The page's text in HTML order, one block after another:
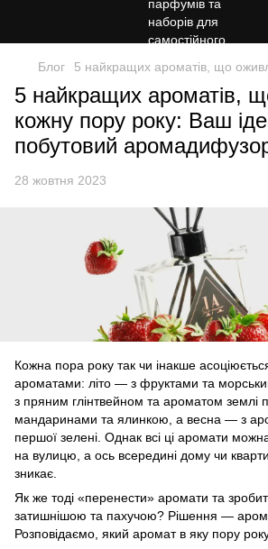
Блог 5 найкращих ароматів, що
5 найкращих ароматів,
кожну пору року: Ваш
побутовий
28 жовтня 2023
Кожна пора року так чи інакше
ароматами: літо — з фруктами та
з пряним глінтвейном та ароматом землі
мандаринами та ялинкою, а весна — з
першої зелені. Однак всі ці аромати
на вулицю, а ось всередині дому чи
зникає.
Як же тоді «перенести» аромати та
затишнішою та пахучою? Рішення —
Розповідаємо, який аромат в яку пору